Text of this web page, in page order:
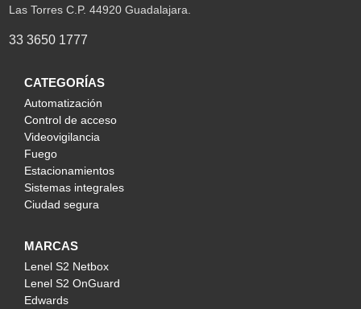
Las Torres C.P. 44920 Guadalajara.
33 3650 1777
CATEGORÍAS
Automatización
Control de acceso
Videovigilancia
Fuego
Estacionamientos
Sistemas integrales
Ciudad segura
MARCAS
Lenel S2 Netbox
Lenel S2 OnGuard
Edwards